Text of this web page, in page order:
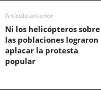
Artículo anterior
Ni los helicópteros sobre
las poblaciones lograron
aplacar la protesta
popular